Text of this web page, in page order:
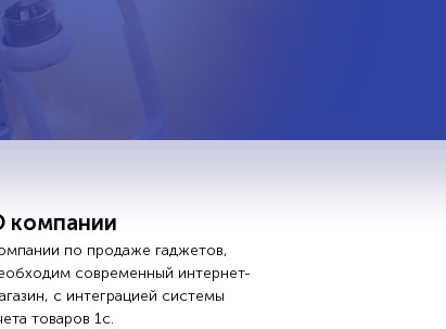
компании
по продаже гаджетов,
современный интернет-
с интеграцией системы
товаров 1с.